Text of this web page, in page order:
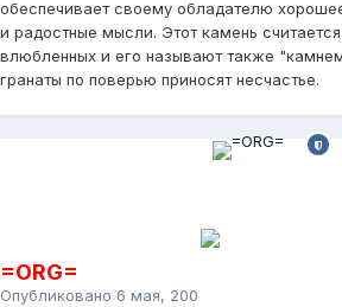
обеспечивает своему обладателю
и радостные мысли. Этот камень
влюбленных и его называют также
гранаты по поверью приносят несчастье.
=ORG=
Опубликовано 6 мая, 2008